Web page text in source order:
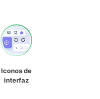
Iconos de
interfaz